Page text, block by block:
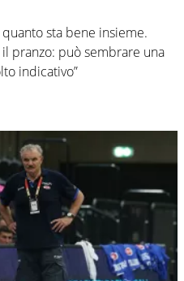
sta bene insieme.
pranzo: può sembrare una
indicativo”